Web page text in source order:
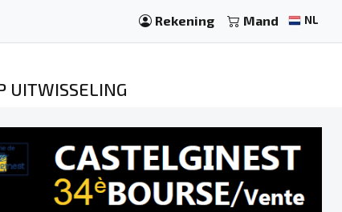
Rekening Mand NL
UITWISSELING